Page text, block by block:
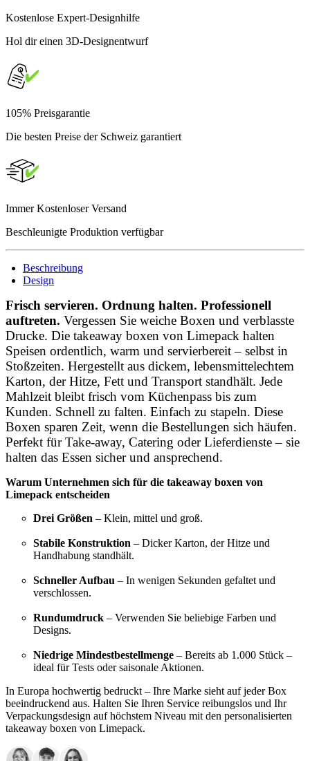
Kostenlose Expert-Designhilfe
Hol dir einen 3D-Designentwurf
105% Preisgarantie
Die besten Preise der Schweiz garantiert
Immer Kostenloser Versand
Beschleunigte Produktion verfügbar
Beschreibung
Design
Frisch servieren. Ordnung halten. Professionell
auftreten. Vergessen Sie weiche Boxen und verblasste
Drucke. Die takeaway boxen von Limepack halten
Speisen ordentlich, warm und servierbereit – selbst in
Stoßzeiten. Hergestellt aus dickem, lebensmittelechtem
Karton, der Hitze, Fett und Transport standhält. Jede
Mahlzeit bleibt frisch vom Küchenpass bis zum
Kunden. Schnell zu falten. Einfach zu stapeln. Diese
Boxen sparen Zeit, wenn die Bestellungen sich häufen.
Perfekt für Take-away, Catering oder Lieferdienste – sie
halten das Essen sicher und ansprechend.
Warum Unternehmen sich für die takeaway boxen von
Limepack entscheiden
Drei Größen – Klein, mittel und groß.
Stabile Konstruktion – Dicker Karton, der Hitze und
Handhabung standhält.
Schneller Aufbau – In wenigen Sekunden gefaltet und
verschlossen.
Rundumdruck – Verwenden Sie beliebige Farben und
Designs.
Niedrige Mindestbestellmenge – Bereits ab 1.000 Stück –
ideal für Tests oder saisonale Aktionen.
In Europa hochwertig bedruckt – Ihre Marke sieht auf jeder Box
beeindruckend aus. Halten Sie Ihren Service reibungslos und Ihr
Verpackungsdesign auf höchstem Niveau mit den personalisierten
takeaway boxen von Limepack.